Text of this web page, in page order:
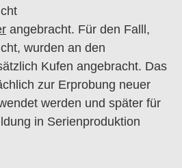
angebracht. Für den Falll,
wurden an den
Kufen angebracht. Das
zur Erprobung neuer
werden und später für
in Serienproduktion